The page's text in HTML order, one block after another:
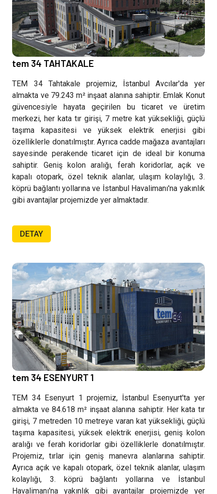
tem 34 TAHTAKALE
TEM 34 Tahtakale projemiz, İstanbul Avcılar'da yer
almakta ve 79.243 m² inşaat alanına sahiptir. Emlak Konut
güvencesiyle hayata geçirilen bu ticaret ve üretim
merkezi, her kata tır girişi, 7 metre kat yüksekliği, güçlü
taşıma kapasitesi ve yüksek elektrik enerjisi gibi
özelliklerle donatılmıştır. Ayrıca cadde mağaza avantajları
sayesinde perakende ticaret için de ideal bir konuma
sahiptir. Geniş kolon aralığı, ferah koridorlar, açık ve
kapalı otopark, özel teknik alanlar, ulaşım kolaylığı, 3.
köprü bağlantı yollarına ve İstanbul Havalimanı'na yakınlık
gibi avantajlar projemizde yer almaktadır.
DETAY
tem 34 ESENYURT 1
TEM 34 Esenyurt 1 projemiz, İstanbul Esenyurt'ta yer
almakta ve 84.618 m² inşaat alanına sahiptir. Her kata tır
girişi, 7 metreden 10 metreye varan kat yüksekliği, güçlü
taşıma kapasitesi, yüksek elektrik enerjisi, geniş kolon
aralığı ve ferah koridorlar gibi özelliklerle donatılmıştır.
Projemiz, tırlar için geniş manevra alanlarına sahiptir.
Ayrıca açık ve kapalı otopark, özel teknik alanlar, ulaşım
kolaylığı, 3. köprü bağlantı yollarına ve İstanbul
Havalimanı'na yakınlık gibi avantajlar projemizde yer